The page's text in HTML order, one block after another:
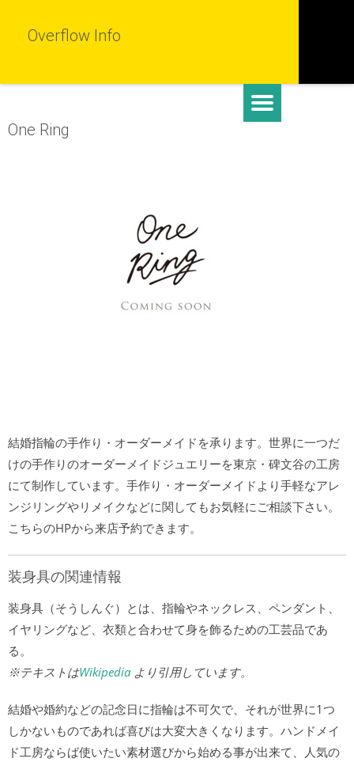
Overflow Info
One Ring
結婚指輪の手作り・オーダーメイドを承ります。世界に一つだ
けの手作りのオーダーメイドジュエリーを東京・碑文谷の工房
にて制作しています。手作り・オーダーメイドより手軽なアレ
ンジリングやリメイクなどに関してもお気軽にご相談下さい。
こちらのHPから来店予約できます。
装身具の関連情報
装身具（そうしんぐ）とは、指輪やネックレス、ペンダント、
イヤリングなど、衣類と合わせて身を飾るための工芸品であ
る。
※テキストはWikipedia より引用しています。
結婚や婚約などの記念日に指輪は不可欠で、それが世界に1つ
しかないものであれば喜びは大変大きくなります。ハンドメイ
ド工房ならば使いたい素材選びから始める事が出来て、人気の